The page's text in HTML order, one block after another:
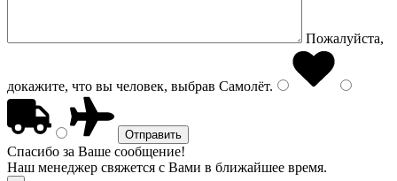
Пожалуйста,
докажите, что вы человек, выбрав Самолёт.
Спасибо за Ваше сообщение!
Наш менеджер свяжется с Вами в ближайшее время.